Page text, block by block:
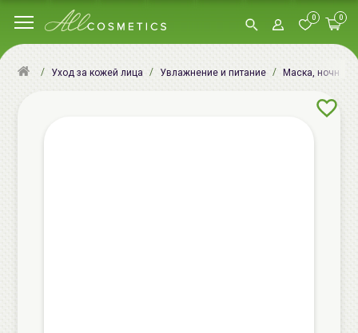
0 0
Уход за кожей лица Увлажнение и питание Маска, ночная